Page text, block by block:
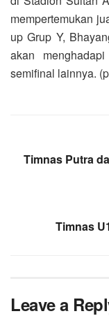
mempertemukan
up Grup Y,
akan
semifinal lainnya.
Timnas Putra
Timnas
Leave a